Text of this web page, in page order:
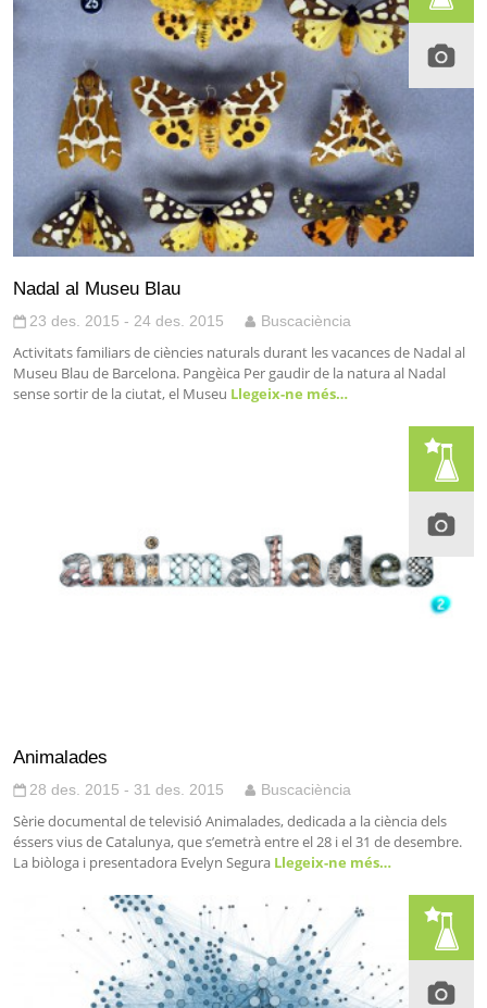
Nadal al Museu Blau
23 des. 2015 - 24 des. 2015 Buscaciència
Activitats familiars de ciències naturals durant les vacances de Nadal al
Museu Blau de Barcelona. Pangèica Per gaudir de la natura al Nadal
sense sortir de la ciutat, el Museu Llegeix-ne més…
Animalades
28 des. 2015 - 31 des. 2015 Buscaciència
Sèrie documental de televisió Animalades, dedicada a la ciència dels
éssers vius de Catalunya, que s’emetrà entre el 28 i el 31 de desembre.
La biòloga i presentadora Evelyn Segura Llegeix-ne més…